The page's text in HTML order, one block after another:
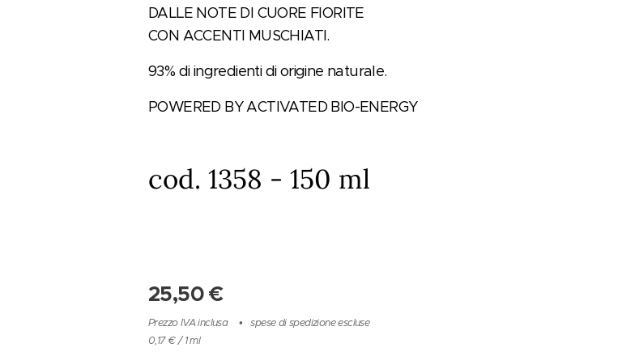
DALLE NOTE DI CUORE FIORITE
CON ACCENTI MUSCHIATI.
93% di ingredienti di origine naturale.
POWERED BY ACTIVATED BIO-ENERGY
cod. 1358 - 150 ml
25,50€
Prezzo IVA inclusa
spese di spedizione escluse
0,17 € / 1 ml